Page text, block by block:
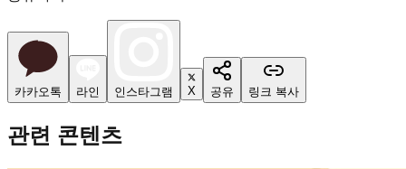
카카오톡 라인 인스타그램 X 공유 링크 복사
관련 콘텐츠